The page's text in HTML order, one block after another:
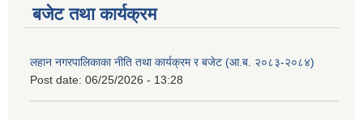
बजेट तथा कार्यक्रम
लहान नगरपालिकाका नीति तथा कार्यक्रम र बजेट (आ.ब. २०८३-२०८४)
Post date: 06/25/2026 - 13:28